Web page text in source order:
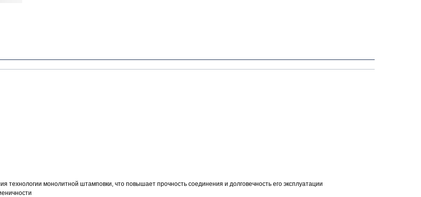
технологии монолитной штамповки, что повышает прочность соединения и долговечность его эксплуатации